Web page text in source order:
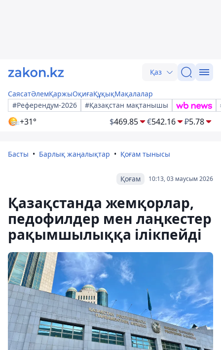
Қаз
СаясатӘлемҚаржыОқиғаҚұқықМақалалар
#Референдум-2026
#Қазақстан мақтанышы
+31° $469.85 €542.16 ₽5.78
Басты Барлық жаңалықтар Қоғам тынысы
10:13, 03 маусым 2026
Қоғам
Қазақстанда жемқорлар,
педофилдер мен лаңкестер
рақымшылыққа ілікпейді